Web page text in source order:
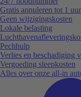
Gratis annuleren tot 1
Geen wijzigingskosten
Lokale belasting
Pechhulp
Verlies en beschadiging
Vergoeding sleepkosten
Alles over onze all-in